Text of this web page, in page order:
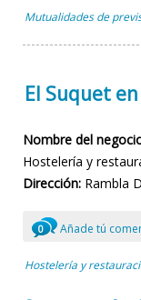
Mutualidades de
El Suquet
Nombre del
Hostelería y
Dirección: Rambla
0 Añade tú
Hostelería y